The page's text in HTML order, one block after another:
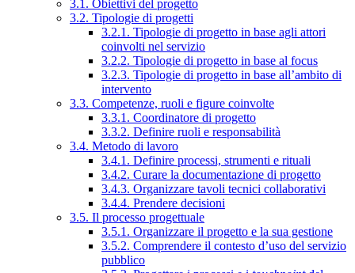
3.1. Obiettivi del progetto
3.2. Tipologie di progetti
3.2.1. Tipologie di progetto in base agli attori
coinvolti nel servizio
3.2.2. Tipologie di progetto in base al focus
3.2.3. Tipologie di progetto in base all’ambito di
intervento
3.3. Competenze, ruoli e figure coinvolte
3.3.1. Coordinatore di progetto
3.3.2. Definire ruoli e responsabilità
3.4. Metodo di lavoro
3.4.1. Definire processi, strumenti e rituali
3.4.2. Curare la documentazione di progetto
3.4.3. Organizzare tavoli tecnici collaborativi
3.4.4. Prendere decisioni
3.5. Il processo progettuale
3.5.1. Organizzare il progetto e la sua gestione
3.5.2. Comprendere il contesto d’uso del servizio
pubblico